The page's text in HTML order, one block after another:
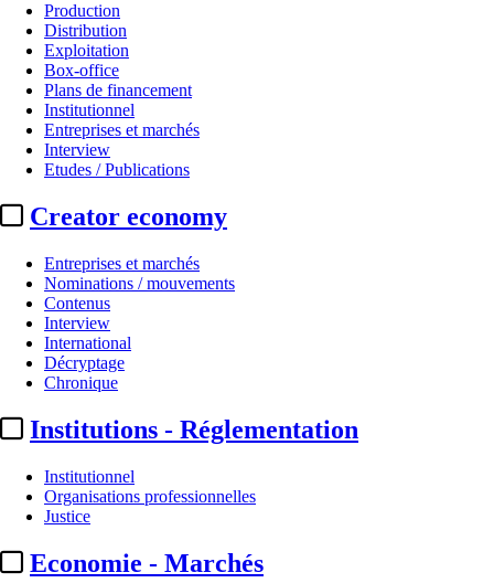
Production
Distribution
Exploitation
Box-office
Plans de financement
Institutionnel
Entreprises et marchés
Interview
Etudes / Publications
Creator economy
Entreprises et marchés
Nominations / mouvements
Contenus
Interview
International
Décryptage
Chronique
Institutions - Réglementation
Institutionnel
Organisations professionnelles
Justice
Economie - Marchés
Les audiences
Audiences 12/06/2026 :
Par
Julie Souvestre